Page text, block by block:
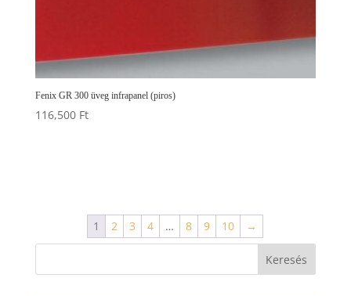
Fenix GR 300 üveg infrapanel (piros)
116,500 Ft
1 2 3 4 … 8 9 10 →